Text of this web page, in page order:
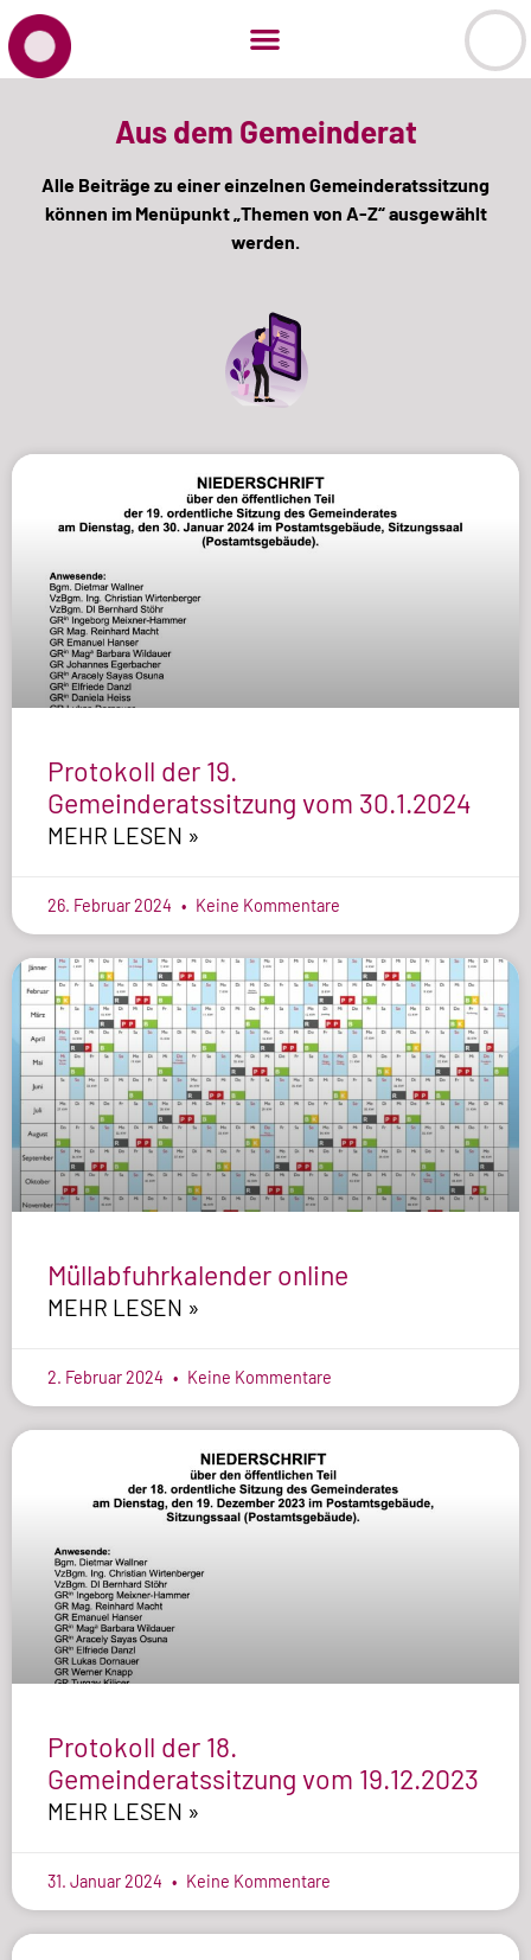
Aus dem Gemeinderat
Alle Beiträge zu einer einzelnen Gemeinderatssitzung
können im Menüpunkt „Themen von A-Z“ ausgewählt
werden.
Protokoll der 19.
Gemeinderatssitzung vom 30.1.2024
MEHR LESEN »
26. Februar 2024 Keine Kommentare
Müllabfuhrkalender online
MEHR LESEN »
2. Februar 2024 Keine Kommentare
Protokoll der 18.
Gemeinderatssitzung vom 19.12.2023
MEHR LESEN »
31. Januar 2024 Keine Kommentare